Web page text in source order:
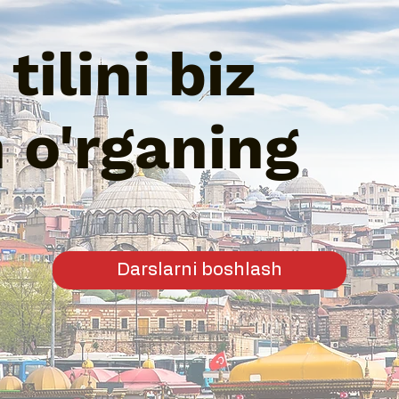
tilini biz
o'rganing
Darslarni boshlash